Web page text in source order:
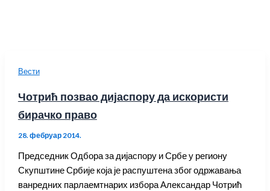
Вести
Чотрић позвао дијаспору да искористи
бирачко право
28. фебруар 2014.
Председник Одбора за дијаспору и Србе у региону
Скупштине Србије која је распуштена због одржавања
ванредних парлаемтнарих избора Александар Чотрић